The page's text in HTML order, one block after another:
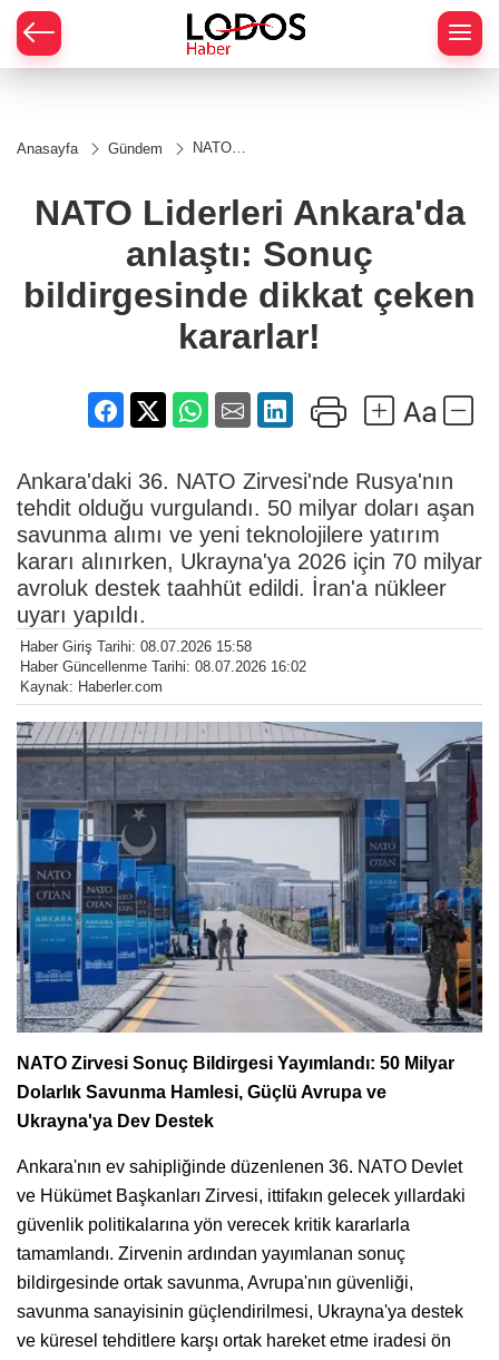
Anasayfa Gündem
NATO
anlaştı:
Sonuç
dikkat
çeken
kararlar!
NATO Liderleri Ankara'da
anlaştı: Sonuç
bildirgesinde dikkat çeken
kararlar!
Ankara'daki 36. NATO Zirvesi'nde Rusya'nın
tehdit olduğu vurgulandı. 50 milyar doları aşan
savunma alımı ve yeni teknolojilere yatırım
kararı alınırken, Ukrayna'ya 2026 için 70 milyar
avroluk destek taahhüt edildi. İran'a nükleer
uyarı yapıldı.
Haber Giriş Tarihi: 08.07.2026 15:58
Haber Güncellenme Tarihi: 08.07.2026 16:02
Kaynak: Haberler.com
NATO Zirvesi Sonuç Bildirgesi Yayımlandı: 50 Milyar
Dolarlık Savunma Hamlesi, Güçlü Avrupa ve
Ukrayna'ya Dev Destek
Ankara'nın ev sahipliğinde düzenlenen 36. NATO Devlet
ve Hükümet Başkanları Zirvesi, ittifakın gelecek yıllardaki
güvenlik politikalarına yön verecek kritik kararlarla
tamamlandı. Zirvenin ardından yayımlanan sonuç
bildirgesinde ortak savunma, Avrupa'nın güvenliği,
savunma sanayisinin güçlendirilmesi, Ukrayna'ya destek
ve küresel tehditlere karşı ortak hareket etme iradesi ön